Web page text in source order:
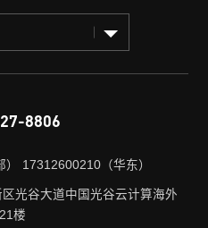
8806
17312600210（华东）
光谷大道中国光谷云计算海外
楼